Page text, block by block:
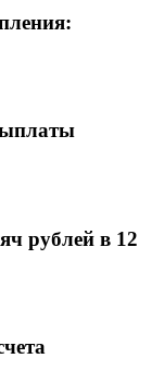
рублей в 12